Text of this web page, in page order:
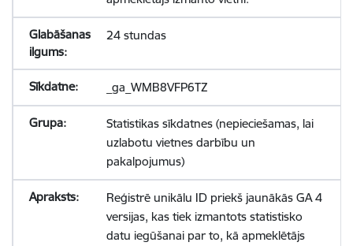
24 stundas
_ga_WMB8VFP6TZ
Statistikas sīkdatnes (nepieciešamas, lai
uzlabotu vietnes darbību un
pakalpojumus)
Reģistrē unikālu ID priekš jaunākās GA 4
versijas, kas tiek izmantots statistisko
datu iegūšanai par to, kā apmeklētājs